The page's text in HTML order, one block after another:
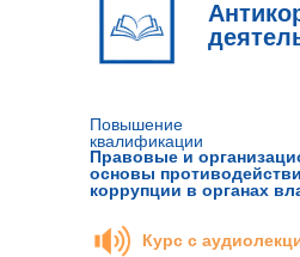
Правовые и
основы
коррупции в органах
Повышение
квалификации
Курс с